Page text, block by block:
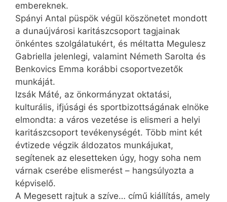
embereknek.
Spányi Antal püspök végül köszönetet mondott
a dunaújvárosi karitászcsoport tagjainak
önkéntes szolgálatukért, és méltatta Megulesz
Gabriella jelenlegi, valamint Németh Sarolta és
Benkovics Emma korábbi csoportvezetők
munkáját.
Izsák Máté, az önkormányzat oktatási,
kulturális, ifjúsági és sportbizottságának elnöke
elmondta: a város vezetése is elismeri a helyi
karitászcsoport tevékenységét. Több mint két
évtizede végzik áldozatos munkájukat,
segítenek az elesetteken úgy, hogy soha nem
várnak cserébe elismerést – hangsúlyozta a
képviselő.
A Megesett rajtuk a szíve… című kiállítás, amely